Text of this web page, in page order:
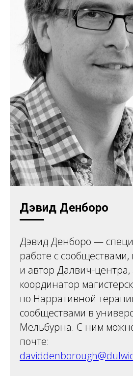
Дэвид Денборо
Дэвид Денборо —
работе с
и автор Далвич-центра,
координатор
по Нарративной
сообществами в
Мельбурна. С ним
почте: